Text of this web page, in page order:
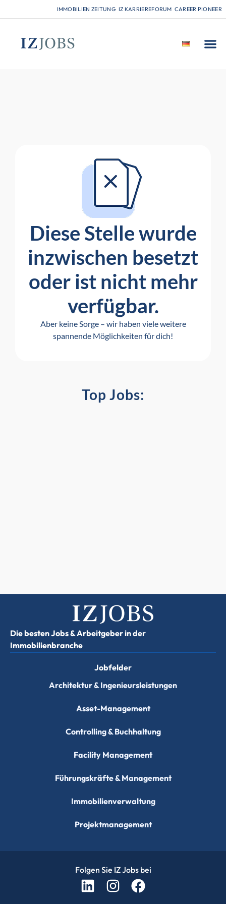
IMMOBILIEN ZEITUNG IZ KARRIEREFORUM CAREER PIONEER
Diese Stelle wurde
inzwischen besetzt
oder ist nicht mehr
verfügbar.
Aber keine Sorge – wir haben viele weitere
spannende Möglichkeiten für dich!
Top Jobs:
Die besten Jobs & Arbeitgeber in der
Immobilienbranche
Jobfelder
Architektur & Ingenieursleistungen
Asset-Management
Controlling & Buchhaltung
Facility Management
Führungskräfte & Management
Immobilienverwaltung
Projektmanagement
Folgen Sie IZ Jobs bei